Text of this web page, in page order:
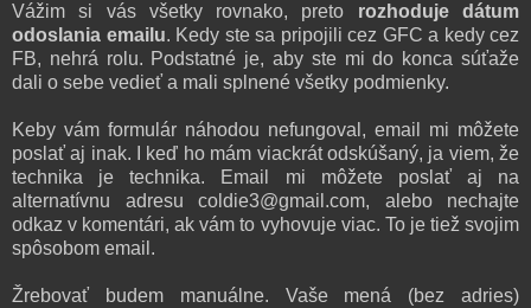
Vážim si vás všetky rovnako, preto rozhoduje dátum
odoslania emailu. Kedy ste sa pripojili cez GFC a kedy cez
FB, nehrá rolu. Podstatné je, aby ste mi do konca súťaže
dali o sebe vedieť a mali splnené všetky podmienky.
Keby vám formulár náhodou nefungoval, email mi môžete
poslať aj inak. I keď ho mám viackrát odskúšaný, ja viem, že
technika je technika. Email mi môžete poslať aj na
alternatívnu adresu coldie3@gmail.com, alebo nechajte
odkaz v komentári, ak vám to vyhovuje viac. To je tiež svojim
spôsobom email.
Žrebovať budem manuálne. Vaše mená (bez adries)